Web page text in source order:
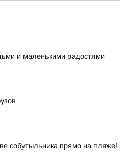
и маленькими радостями
собутыльника прямо на пляже!